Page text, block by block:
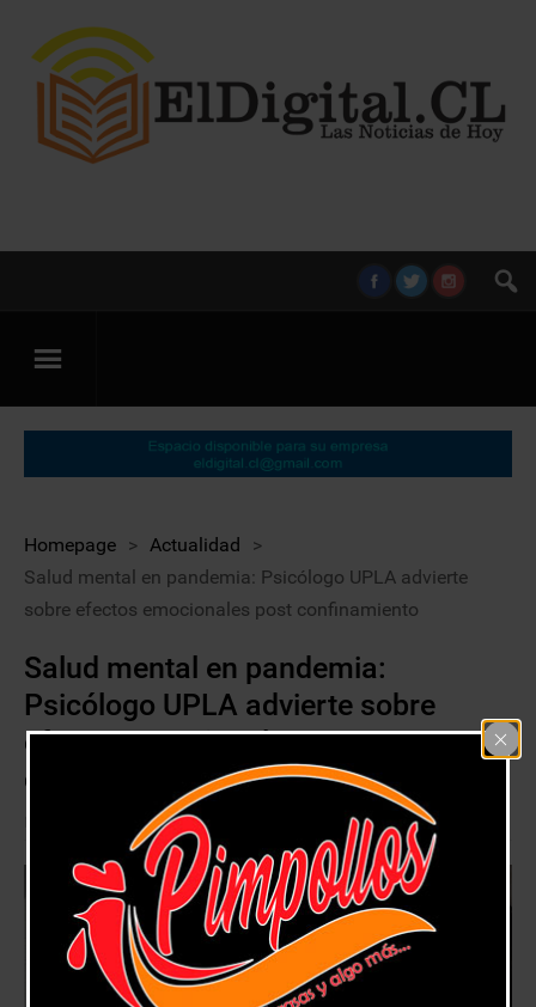
Homepage > Actualidad
>
Salud mental en pandemia: Psicólogo UPLA advierte
sobre efectos emocionales post confinamiento
Salud mental en pandemia:
Psicólogo UPLA advierte sobre
efectos emocionales post
confinamiento
Actualidad